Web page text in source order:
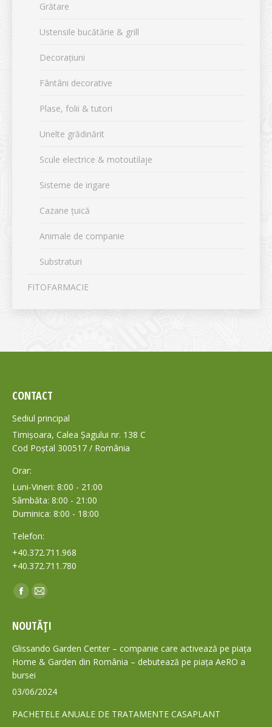
Grătare
Ustensile bucătărie & grill
Decorațiuni
Fântâni decorative
Plase, folii & tutori
Unelte grădinărit
Scule electrice & motoutilaje
Sisteme de irigare
Cazane țuică
Animale de companie
Substraturi
FITOFARMACIE
CONTACT
Sediul principal
Timișoara, Calea Șagului nr. 138 C
Cod Poștal 300517 / România
Orar:
Luni-Vineri: 8:00 - 21:00
Sâmbăta: 8:00 - 21:00
Duminica: 8:00 - 18:00
Telefon:
+40.372.711.968
+40.372.711.780
Find us on:
Facebook
opens
in
new
window
Mail
opens
in
new
NOUTĂȚI
Glissando Garden Center – companie care activează pe piața
Home & Garden din România – debutează pe piața AeRO a
bursei
03/06/2024
PACHETELE ANUALE DE TRATAMENTE CASAPLANT